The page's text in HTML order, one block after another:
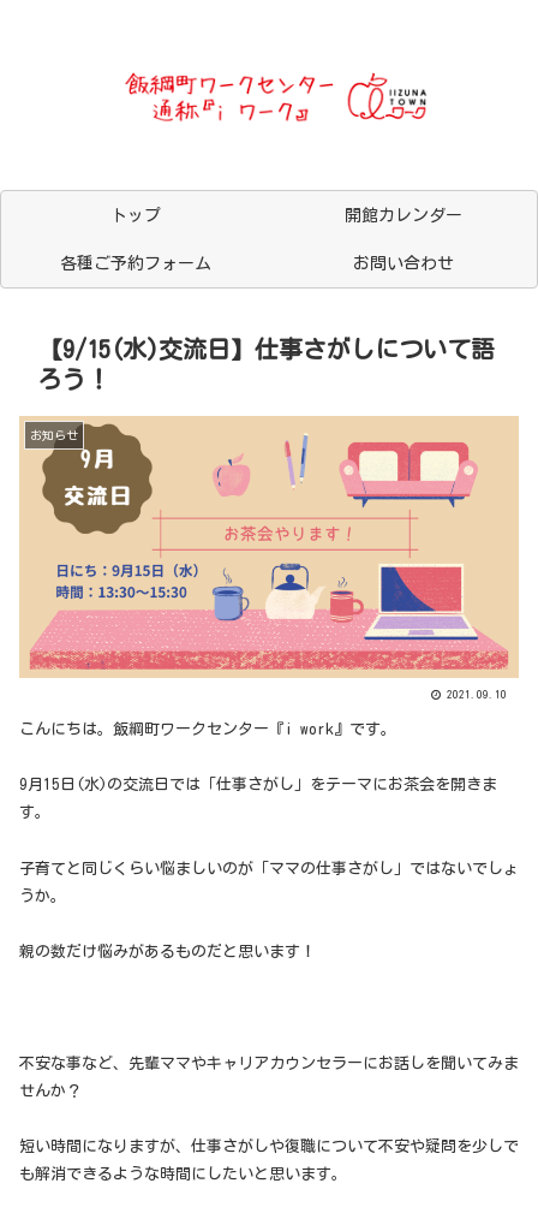
トップ 開館カレンダー
各種ご予約フォーム お問い合わせ
【9/15(水)交流日】仕事さがしについて語
ろう！
お知らせ
2021.09.10
こんにちは。飯綱町ワークセンター『i work』です。
9月15日(水)の交流日では「仕事さがし」をテーマにお茶会を開きま
す。
子育てと同じくらい悩ましいのが「ママの仕事さがし」ではないでしょ
うか。
親の数だけ悩みがあるものだと思います！
不安な事など、先輩ママやキャリアカウンセラーにお話しを聞いてみま
せんか？
短い時間になりますが、仕事さがしや復職について不安や疑問を少しで
も解消できるような時間にしたいと思います。